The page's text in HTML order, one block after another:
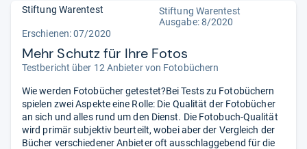
Stiftung Warentest
Stiftung Warentest
Ausgabe: 8/2020
Erschienen: 07/2020
Mehr Schutz für Ihre Fotos
Testbericht über 12 Anbieter von Fotobüchern
Wie werden Fotobücher getestet?Bei Tests zu Fotobüchern
spielen zwei Aspekte eine Rolle: Die Qualität der Fotobücher
an sich und alles rund um den Dienst. Die Fotobuch-Qualität
wird primär subjektiv beurteilt, wobei aber der Vergleich der
Bücher verschiedener Anbieter oft ausschlaggebend für die